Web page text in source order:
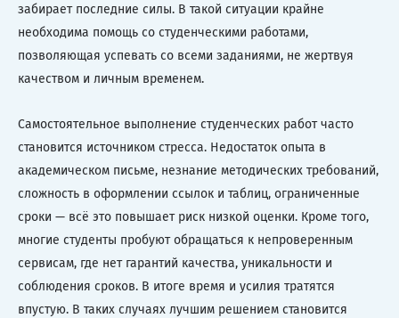
забирает последние силы. В такой ситуации крайне
необходима помощь со студенческими работами,
позволяющая успевать со всеми заданиями, не жертвуя
качеством и личным временем.
Самостоятельное выполнение студенческих работ часто
становится источником стресса. Недостаток опыта в
академическом письме, незнание методических требований,
сложность в оформлении ссылок и таблиц, ограниченные
сроки — всё это повышает риск низкой оценки. Кроме того,
многие студенты пробуют обращаться к непроверенным
сервисам, где нет гарантий качества, уникальности и
соблюдения сроков. В итоге время и усилия тратятся
впустую. В таких случаях лучшим решением становится